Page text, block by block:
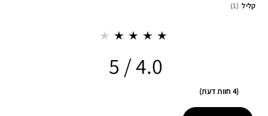
קליל
1
4.0
4 חוות דעת